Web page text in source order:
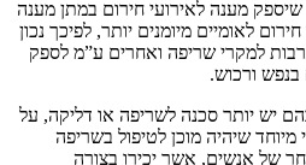
מענה לאירועי חירום במתן מענה
לאומיים מיומנים יותר, לפיכך נכון
למקרי שריפה ואחרים ע”מ לספק
בנפש ורכוש.
יש יותר סכנה לשריפה או דליקה, על
מיוחד שיהיה מוכן לטיפול בשריפה
של אנשים, אשר יכירו בצורה